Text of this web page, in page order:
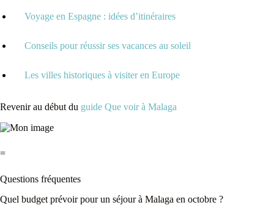
Voyage en Espagne : idées d’itinéraires
Conseils pour réussir ses vacances au soleil
Les villes historiques à visiter en Europe
Revenir au début du guide Que voir à Malaga
=
Questions fréquentes
Quel budget prévoir pour un séjour à Malaga en octobre ?